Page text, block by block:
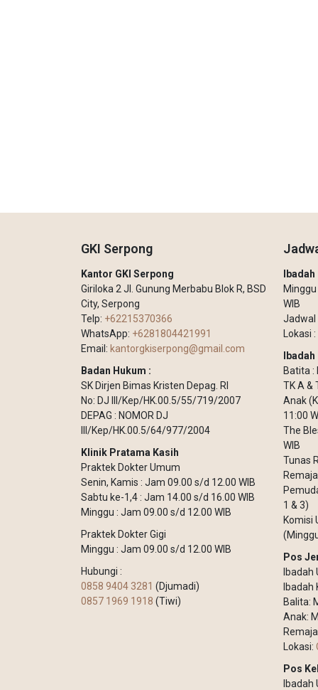
GKI Serpong
Kantor GKI Serpong
Giriloka 2 Jl. Gunung Merbabu Blok R, BSD
City, Serpong
Telp: +62215370366
WhatsApp: +6281804421991
Email: kantorgkiserpong@gmail.com
Badan Hukum :
SK Dirjen Bimas Kristen Depag. RI
No: DJ III/Kep/HK.00.5/55/719/2007
DEPAG : NOMOR DJ
III/Kep/HK.00.5/64/977/2004
Klinik Pratama Kasih
Praktek Dokter Umum
Senin, Kamis : Jam 09.00 s/d 12.00 WIB
Sabtu ke-1,4 : Jam 14.00 s/d 16.00 WIB
Minggu : Jam 09.00 s/d 12.00 WIB
Praktek Dokter Gigi
Minggu : Jam 09.00 s/d 12.00 WIB
Hubungi :
0858 9404 3281 (Djumadi)
0857 1969 1918 (Tiwi)
WIB
Jadwal
Lokasi :
Batita :
TK A &
Anak
11:00
The
WIB
Tunas
1 & 3)
Komisi
Pos
Balita:
Anak:
Lokasi:
Pos